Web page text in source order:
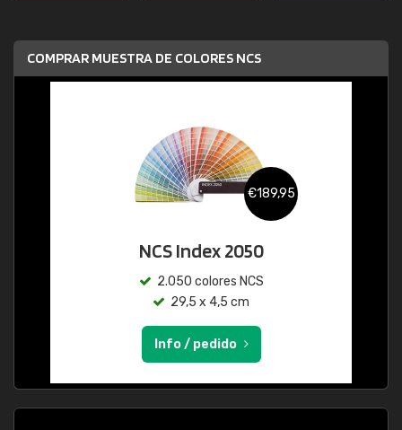
COMPRAR MUESTRA DE COLORES NCS
€189,95
NCS Index 2050
2.050 colores NCS
29,5 x 4,5 cm
Info / pedido